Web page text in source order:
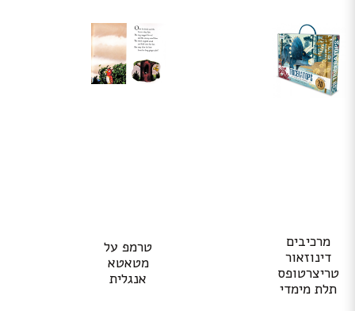
מרכיבים
דינוזאור
טריצרטופס
תלת מימדי
טרמפ על
מטאטא
אנגלית